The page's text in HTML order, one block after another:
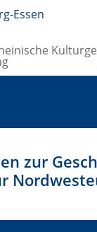
Essen
zur